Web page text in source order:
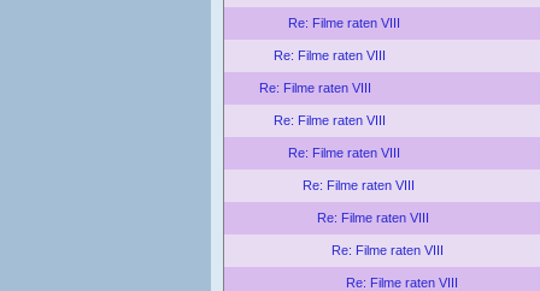
Re: Filme raten VIII
Re: Filme raten VIII
Re: Filme raten VIII
Re: Filme raten VIII
Re: Filme raten VIII
Re: Filme raten VIII
Re: Filme raten VIII
Re: Filme raten VIII
Re: Filme raten VIII